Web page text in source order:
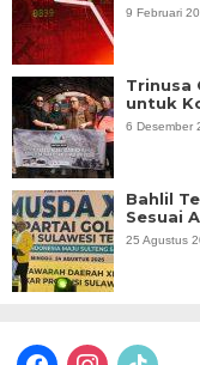
9 Februari
Trinusa
untuk
6 Desember
Bahlil
Sesuai
25 Agustus
facebookinstagram
tiktok